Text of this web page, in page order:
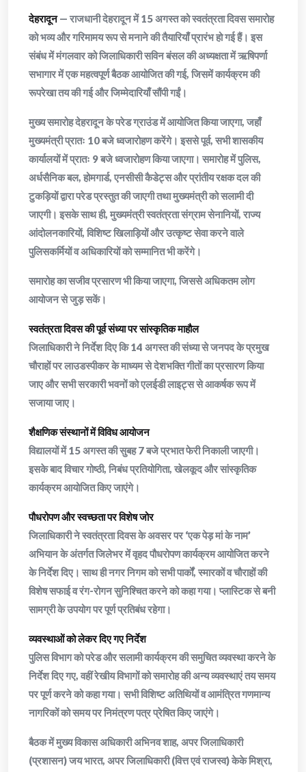
देहरादून— राजधानी देहरादून में 15 अगस्त को स्वतंत्रता दिवस समारोह
को भव्य और गरिमामय रूप से मनाने की तैयारियाँ प्रारंभ हो गई हैं। इस
संबंध में मंगलवार को जिलाधिकारी सविन बंसल की अध्यक्षता में ऋषिपर्णा
सभागार में एक महत्वपूर्ण बैठक आयोजित की गई, जिसमें कार्यक्रम की
रूपरेखा तय की गई और जिम्मेदारियाँ सौंपी गईं।
मुख्य समारोह देहरादून के परेड ग्राउंड में आयोजित किया जाएगा, जहाँ
मुख्यमंत्री प्रातः 10 बजे ध्वजारोहण करेंगे। इससे पूर्व, सभी शासकीय
कार्यालयों में प्रातः 9 बजे ध्वजारोहण किया जाएगा। समारोह में पुलिस,
अर्धसैनिक बल, होमगार्ड, एनसीसी कैडेट्स और प्रांतीय रक्षक दल की
टुकड़ियों द्वारा परेड प्रस्तुत की जाएगी तथा मुख्यमंत्री को सलामी दी
जाएगी। इसके साथ ही, मुख्यमंत्री स्वतंत्रता संग्राम सेनानियों, राज्य
आंदोलनकारियों, विशिष्ट खिलाड़ियों और उत्कृष्ट सेवा करने वाले
पुलिसकर्मियों व अधिकारियों को सम्मानित भी करेंगे।
समारोह का सजीव प्रसारण भी किया जाएगा, जिससे अधिकतम लोग
आयोजन से जुड़ सकें।
स्वतंत्रता दिवस की पूर्व संध्या पर सांस्कृतिक माहौल
जिलाधिकारी ने निर्देश दिए कि 14 अगस्त की संध्या से जनपद के प्रमुख
चौराहों पर लाउडस्पीकर के माध्यम से देशभक्ति गीतों का प्रसारण किया
जाए और सभी सरकारी भवनों को एलईडी लाइट्स से आकर्षक रूप में
सजाया जाए।
शैक्षणिक संस्थानों में विविध आयोजन
विद्यालयों में 15 अगस्त की सुबह 7 बजे प्रभात फेरी निकाली जाएगी।
इसके बाद विचार गोष्ठी, निबंध प्रतियोगिता, खेलकूद और सांस्कृतिक
कार्यक्रम आयोजित किए जाएंगे।
पौधरोपण और स्वच्छता पर विशेष जोर
जिलाधिकारी ने स्वतंत्रता दिवस के अवसर पर ‘एक पेड़ मां के नाम’
अभियान के अंतर्गत जिलेभर में वृहद पौधरोपण कार्यक्रम आयोजित करने
के निर्देश दिए। साथ ही नगर निगम को सभी पार्कों, स्मारकों व चौराहों की
विशेष सफाई व रंग-रोगन सुनिश्चित करने को कहा गया। प्लास्टिक से बनी
सामग्री के उपयोग पर पूर्ण प्रतिबंध रहेगा।
व्यवस्थाओं को लेकर दिए गए निर्देश
पुलिस विभाग को परेड और सलामी कार्यक्रम की समुचित व्यवस्था करने के
निर्देश दिए गए, वहीं रेखीय विभागों को समारोह की अन्य व्यवस्थाएं तय समय
पर पूर्ण करने को कहा गया। सभी विशिष्ट अतिथियों व आमंत्रित गणमान्य
नागरिकों को समय पर निमंत्रण पत्र प्रेषित किए जाएंगे।
बैठक में मुख्य विकास अधिकारी अभिनव शाह, अपर जिलाधिकारी
(प्रशासन) जय भारत, अपर जिलाधिकारी (वित्त एवं राजस्व) केके मिश्रा,